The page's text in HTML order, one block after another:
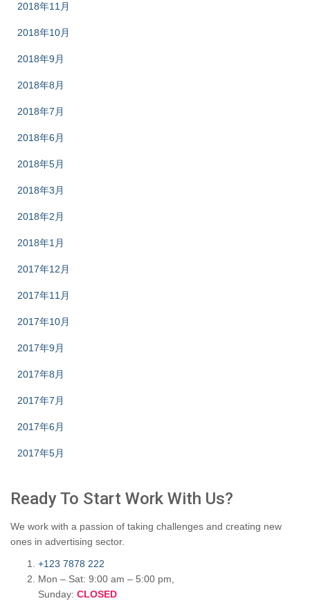
2018年11月
2018年10月
2018年9月
2018年8月
2018年7月
2018年6月
2018年5月
2018年3月
2018年2月
2018年1月
2017年12月
2017年11月
2017年10月
2017年9月
2017年8月
2017年7月
2017年6月
2017年5月
Ready To Start Work With Us?
We work with a passion of taking challenges and creating new
ones in advertising sector.
+123 7878 222
Mon – Sat: 9:00 am – 5:00 pm,
Sunday: CLOSED